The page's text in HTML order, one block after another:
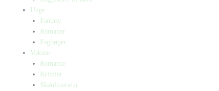
Unge
Fantasy
Romaner
Fagbøger
Voksne
Romance
Krimier
Skønlitteratur